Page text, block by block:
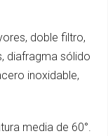
doble filtro,
diafragma sólido
inoxidable,
media de 60°.